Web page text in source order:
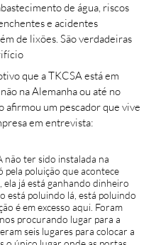
de água, riscos
e acidentes
de lixões. São verdadeiras
que a TKCSA está em
na Alemanha ou até no
afirmou um pescador que vive
em entrevista:
não ter sido instalada na
pela poluição que acontece
ela já está ganhando dinheiro
está poluindo lá, está poluindo
é em excesso aqui. Foram
procurando lugar para a
seis lugares para colocar a